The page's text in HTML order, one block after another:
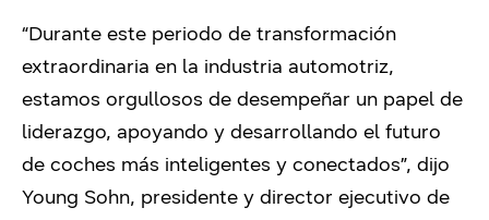
“Durante este periodo de transformación
extraordinaria en la industria automotriz,
estamos orgullosos de desempeñar un papel de
liderazgo, apoyando y desarrollando el futuro
de coches más inteligentes y conectados”, dijo
Young Sohn, presidente y director ejecutivo de